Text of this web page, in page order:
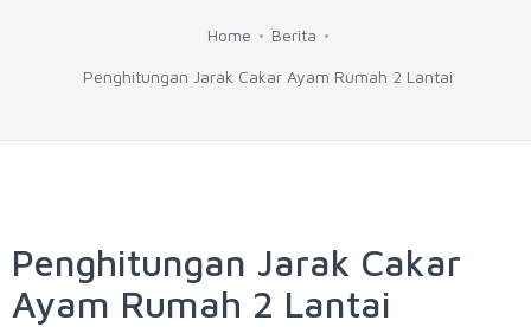
Home Berita
Penghitungan Jarak Cakar Ayam Rumah 2 Lantai
Penghitungan Jarak Cakar
Ayam Rumah 2 Lantai